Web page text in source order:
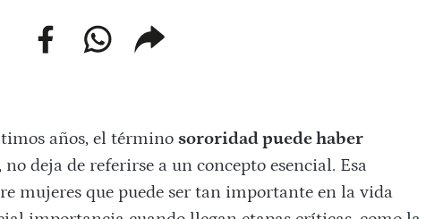
facebookwhatsapp
web
copiar
enlace
años, el término sororidad puede haber
deja de referirse a un concepto esencial. Esa
mujeres que puede ser tan importante en la vida